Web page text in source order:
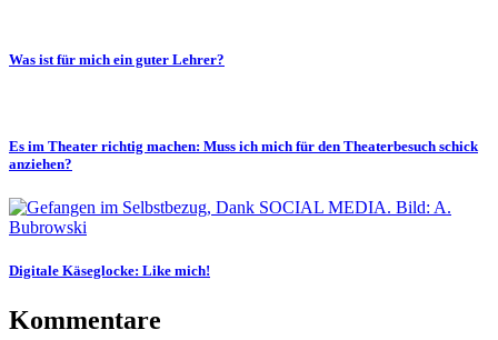
Was ist für mich ein guter Lehrer?
Es im Theater richtig machen: Muss ich mich für den Theaterbesuch schick
anziehen?
Digitale Käseglocke: Like mich!
Kommentare